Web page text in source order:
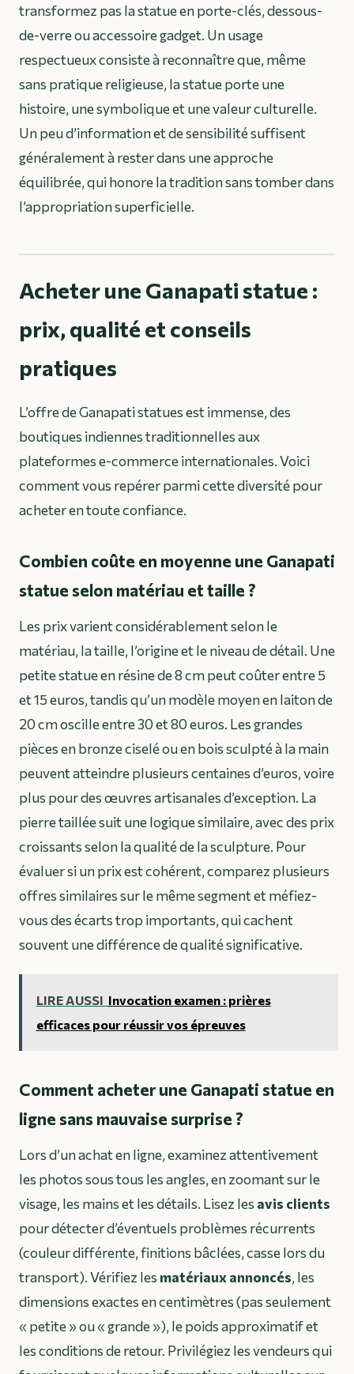
transformez pas la statue en porte-clés, dessous-
de-verre ou accessoire gadget. Un usage
respectueux consiste à reconnaître que, même
sans pratique religieuse, la statue porte une
histoire, une symbolique et une valeur culturelle.
Un peu d’information et de sensibilité suffisent
généralement à rester dans une approche
équilibrée, qui honore la tradition sans tomber dans
l’appropriation superficielle.
Acheter une Ganapati statue :
prix, qualité et conseils
pratiques
L’offre de Ganapati statues est immense, des
boutiques indiennes traditionnelles aux
plateformes e-commerce internationales. Voici
comment vous repérer parmi cette diversité pour
acheter en toute confiance.
Combien coûte en moyenne une Ganapati
statue selon matériau et taille ?
Les prix varient considérablement selon le
matériau, la taille, l’origine et le niveau de détail. Une
petite statue en résine de 8 cm peut coûter entre 5
et 15 euros, tandis qu’un modèle moyen en laiton de
20 cm oscille entre 30 et 80 euros. Les grandes
pièces en bronze ciselé ou en bois sculpté à la main
peuvent atteindre plusieurs centaines d’euros, voire
plus pour des œuvres artisanales d’exception. La
pierre taillée suit une logique similaire, avec des prix
croissants selon la qualité de la sculpture. Pour
évaluer si un prix est cohérent, comparez plusieurs
offres similaires sur le même segment et méfiez-
vous des écarts trop importants, qui cachent
souvent une différence de qualité significative.
LIRE AUSSI Invocation examen : prières
efficaces pour réussir vos épreuves
Comment acheter une Ganapati statue en
ligne sans mauvaise surprise ?
Lors d’un achat en ligne, examinez attentivement
les photos sous tous les angles, en zoomant sur le
visage, les mains et les détails. Lisez lesavis clients
pour détecter d’éventuels problèmes récurrents
(couleur différente, finitions bâclées, casse lors du
transport). Vérifiez lesmatériaux annoncés, les
dimensions exactes en centimètres (pas seulement
« petite » ou « grande »), le poids approximatif et
les conditions de retour. Privilégiez les vendeurs qui